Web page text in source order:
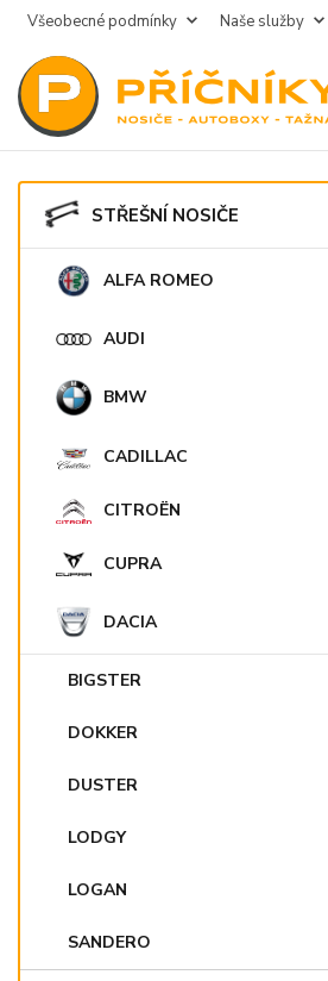
Všeobecné podmínky Naše služby
STŘEŠNÍ NOSIČE
ALFA ROMEO
AUDI
BMW
CADILLAC
CITROËN
CUPRA
DACIA
BIGSTER
DOKKER
DUSTER
LODGY
LOGAN
SANDERO